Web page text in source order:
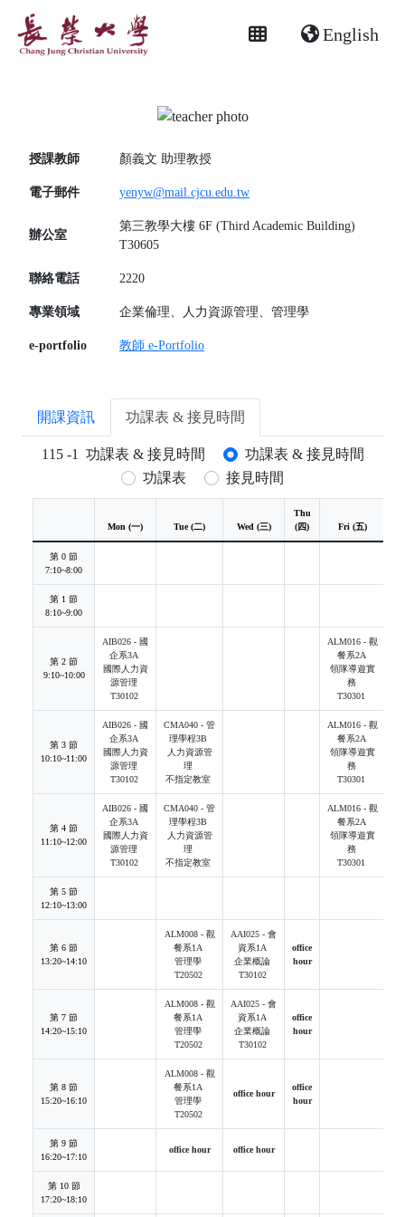
English
授課教師 顏義文 助理教授
電子郵件 yenyw@mail.cjcu.edu.tw
辦公室
第三教學大樓 6F (Third Academic Building)
T30605
聯絡電話 2220
專業領域 企業倫理、人力資源管理、管理學
e-portfolio 教師 e-Portfolio
開課資訊 功課表 & 接見時間
115 -1 功課表 & 接見時間
功課表 & 接見時間
功課表
接見時間
Mon (一) Tue (二) Wed (三)
Thu
(四)
Fri (五)
第 0 節
7:10~8:00
第 1 節
8:10~9:00
第 2 節
9:10~10:00
AIB026 - 國
企系3A
國際人力資
源管理
T30102
ALM016 - 觀
餐系2A
領隊導遊實
務
T30301
第 3 節
10:10~11:00
AIB026 - 國
企系3A
國際人力資
源管理
T30102
CMA040 - 管
理學程3B
人力資源管
理
不指定教室
ALM016 - 觀
餐系2A
領隊導遊實
務
T30301
第 4 節
11:10~12:00
AIB026 - 國
企系3A
國際人力資
源管理
T30102
CMA040 - 管
理學程3B
人力資源管
理
不指定教室
ALM016 - 觀
餐系2A
領隊導遊實
務
T30301
第 5 節
12:10~13:00
第 6 節
13:20~14:10
ALM008 - 觀
餐系1A
管理學
T20502
AAI025 - 會
資系1A
企業概論
T30102
office
hour
第 7 節
14:20~15:10
ALM008 - 觀
餐系1A
管理學
T20502
AAI025 - 會
資系1A
企業概論
T30102
office
hour
第 8 節
15:20~16:10
ALM008 - 觀
餐系1A
管理學
T20502
office hour
office
hour
第 9 節
16:20~17:10
office hour office hour
第 10 節
17:20~18:10